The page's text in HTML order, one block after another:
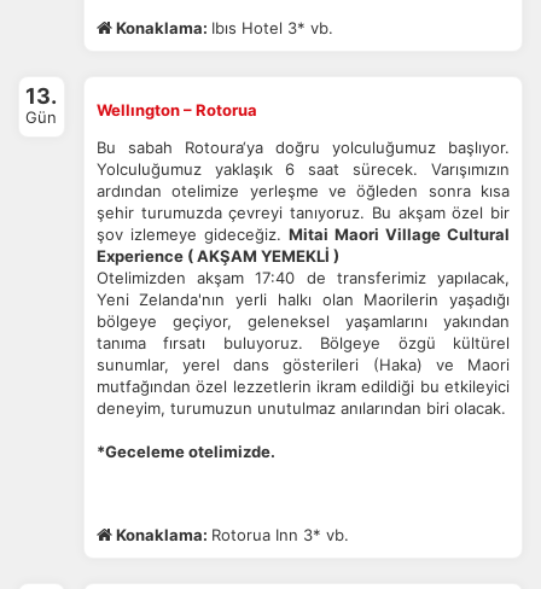
Konaklama: Ibıs Hotel 3* vb.
13.
Gün
Wellıngton – Rotorua
Bu sabah Rotoura‘ya doğru yolculuğumuz başlıyor.
Yolculuğumuz yaklaşık 6 saat sürecek. Varışımızın
ardından otelimize yerleşme ve öğleden sonra kısa
şehir turumuzda çevreyi tanıyoruz. Bu akşam özel bir
şov izlemeye gideceğiz. Mitai Maori Village Cultural
Experience ( AKŞAM YEMEKLİ )
Otelimizden akşam 17:40 de transferimiz yapılacak,
Yeni Zelanda'nın yerli halkı olan Maorilerin yaşadığı
bölgeye geçiyor, geleneksel yaşamlarını yakından
tanıma fırsatı buluyoruz. Bölgeye özgü kültürel
sunumlar, yerel dans gösterileri (Haka) ve Maori
mutfağından özel lezzetlerin ikram edildiği bu etkileyici
deneyim, turumuzun unutulmaz anılarından biri olacak.
*Geceleme otelimizde.
Konaklama: Rotorua Inn 3* vb.